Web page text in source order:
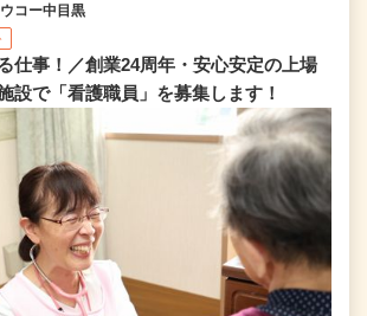
コー中目黒
仕事！／創業24周年・安心安定の上場
設で「看護職員」を募集します！